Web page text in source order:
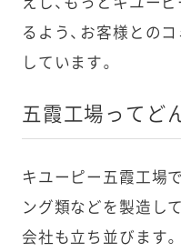
るよう、お客様との
しています。
五霞工場ってど
キユーピー五霞工場
ング類などを製造し
会社も立ち並びます